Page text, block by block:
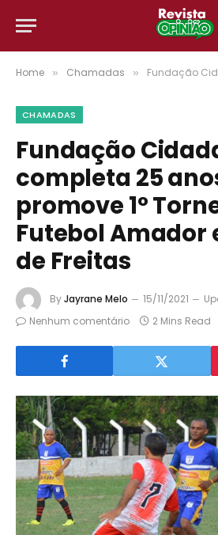
Home » Chamadas » Fundação Cidadania completa 25
CHAMADAS
Fundação
completa 25
promove 1°
Futebol Amador
de Freitas
ByJayrane Melo 15/11/2021
Nenhum comentário
2 Mins Read